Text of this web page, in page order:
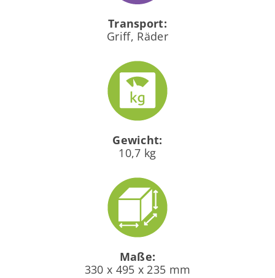
Transport:
Griff, Räder
Gewicht:
10,7 kg
Maße:
330 x 495 x 235 mm